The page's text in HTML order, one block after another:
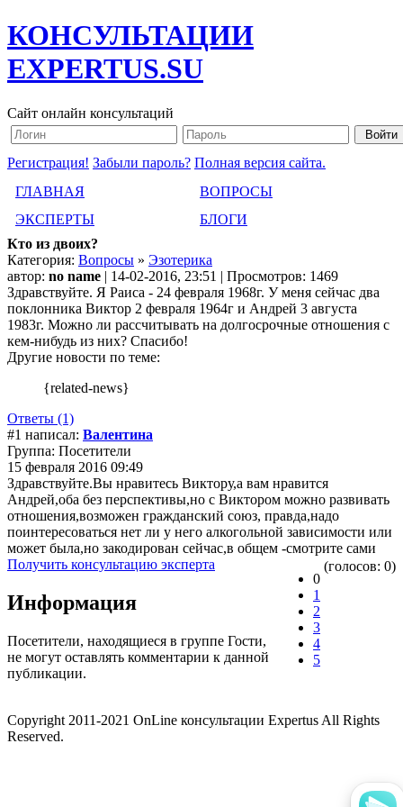
КОНСУЛЬТАЦИИ
EXPERTUS.SU
Сайт онлайн консультаций
Регистрация! Забыли пароль? Полная версия сайта.
ГЛАВНАЯ
ВОПРОСЫ
ЭКСПЕРТЫ
БЛОГИ
Кто из двоих?
Категория: Вопросы » Эзотерика
автор: no name | 14-02-2016, 23:51 | Просмотров: 1469
Здравствуйте. Я Раиса - 24 февраля 1968г. У меня сейчас два
поклонника Виктор 2 февраля 1964г и Андрей 3 августа
1983г. Можно ли рассчитывать на долгосрочные отношения с
кем-нибудь из них? Спасибо!
Другие новости по теме:
{related-news}
Ответы (1)
#1 написал: Валентина
Группа: Посетители
15 февраля 2016 09:49
Здравствуйте.Вы нравитесь Виктору,а вам нравится
Андрей,оба без перспективы,но с Виктором можно развивать
отношения,возможен гражданский союз, правда,надо
поинтересоваться нет ли у него алкогольной зависимости или
может была,но закодирован сейчас,в общем -смотрите сами
Получить консультацию эксперта
0
1
2
3
4
5
(голосов: 0)
Информация
Посетители, находящиеся в группе Гости,
не могут оставлять комментарии к данной
публикации.
Copyright 2011-2021 OnLine консультации Expertus All Rights
Reserved.